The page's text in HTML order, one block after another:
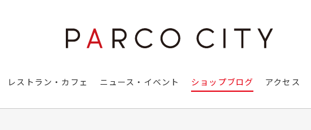
レストラン・カフェ ニュース・イベント ショップブログ アクセス